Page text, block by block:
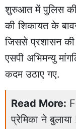
शुरुआत में पुलिस की
की शिकायत के
जिससे प्रशासन की
एसपी अभिमन्यु
कदम उठाए गए.
Read More:
प्रेमिका ने